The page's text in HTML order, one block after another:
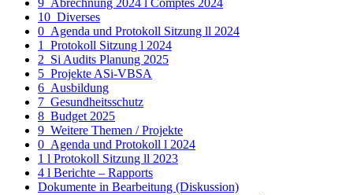
10_Diverses
0_Agenda und Protokoll Sitzung ll 2024
1_Protokoll Sitzung l 2024
2_Si Audits Planung 2025
5_Projekte ASi-VBSA
6_Ausbildung
7_Gesundheitsschutz
8_Budget 2025
9_Weitere Themen / Projekte
0_Agenda und Protokoll l 2024
1 l Protokoll Sitzung ll 2023
4 l Berichte – Rapports
Dokumente in Bearbeitung (Diskussion)